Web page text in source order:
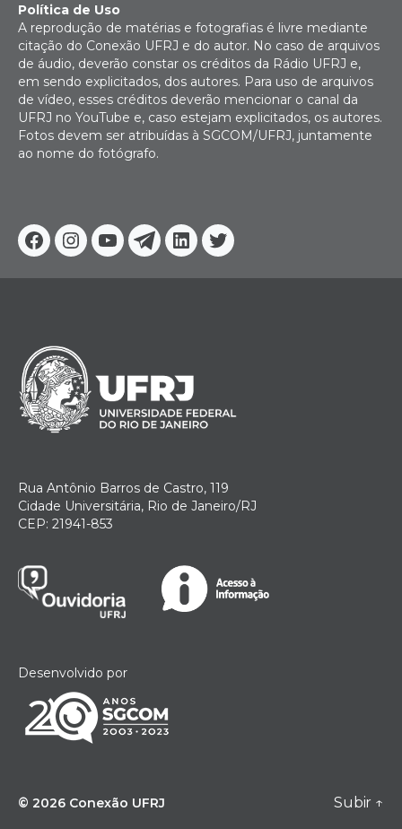
Facebook
Instagram
YoutubeTelegram
Linkedin
Twitter
Política de Uso
A reprodução de matérias e fotografias é livre mediante
citação do Conexão UFRJ e do autor. No caso de arquivos
de áudio, deverão constar os créditos da Rádio UFRJ e,
em sendo explicitados, dos autores. Para uso de arquivos
de vídeo, esses créditos deverão mencionar o canal da
UFRJ no YouTube e, caso estejam explicitados, os autores.
Fotos devem ser atribuídas à SGCOM/UFRJ, juntamente
ao nome do fotógrafo.
Rua Antônio Barros de Castro, 119
Cidade Universitária, Rio de Janeiro/RJ
CEP: 21941-853
Desenvolvido por
© 2026 Conexão UFRJ Subir ↑